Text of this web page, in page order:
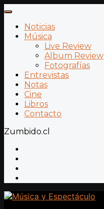
Noticias
Música
Live Review
Album Review
Fotografías
Entrevistas
Notas
Cine
Libros
Contacto
Zumbido.cl